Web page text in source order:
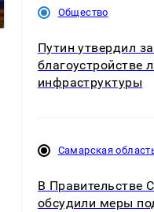
Кавказе: смотреть
Общество
Путин утвердил
благоустройстве
инфраструктуры
Самарская
В Правительстве
обсудили меры